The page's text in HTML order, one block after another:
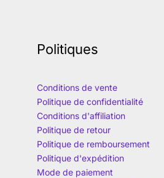
Politiques
Conditions de vente
Politique de confidentialité
Conditions d'affiliation
Politique de retour
Politique de remboursement
Politique d'expédition
Mode de paiement